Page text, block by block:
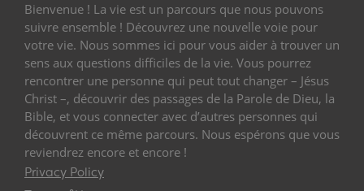
Bienvenue ! La vie est un parcours que nous pouvons
suivre ensemble ! Découvrez une nouvelle voie pour
votre vie. Nous sommes ici pour vous aider à trouver un
sens aux questions difficiles de la vie. Vous pourrez
rencontrer une personne qui peut tout changer – Jésus
Christ –, découvrir des passages de la Parole de Dieu, la
Bible, et vous connecter avec d’autres personnes qui
découvrent ce même parcours. Nous espérons que vous
reviendrez encore et encore !
Privacy Policy